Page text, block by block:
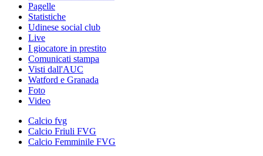
Pagelle
Statistiche
Udinese social club
Live
I giocatore in prestito
Comunicati stampa
Visti dall'AUC
Watford e Granada
Foto
Video
Calcio fvg
Calcio Friuli FVG
Calcio Femminile FVG